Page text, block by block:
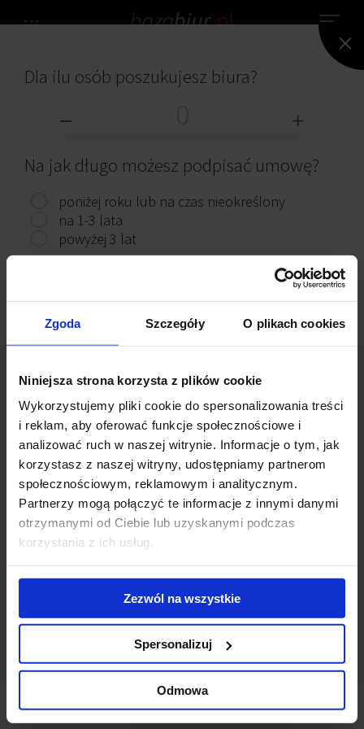
Zgoda Szczegóły O plikach cookies
Niniejsza strona korzysta z plików cookie
Wykorzystujemy pliki cookie do spersonalizowania treści
i reklam, aby oferować funkcje społecznościowe i
analizować ruch w naszej witrynie. Informacje o tym, jak
korzystasz z naszej witryny, udostępniamy partnerom
społecznościowym, reklamowym i analitycznym.
Partnerzy mogą połączyć te informacje z innymi danymi
otrzymanymi od Ciebie lub uzyskanymi podczas
korzystania z ich usług.
Zezwól na wszystkie
Spersonalizuj
Odmowa
NIE ZNALEZIONO ŻADNEGO BIURA.
Przeczytaj ciekawe artykuły
Modernizacja
kompleksu Diuna
- nowe centrum
konferencyjne
otwarte
WTW wybiera V
Tower.
Doświadczony
ekspert z obszaru
usług
ubezpieczeniowych
stawia na
zrównoważoną
przestrzeń w
Skontaktuj się z nami
Jones Lang LaSalle Sp. z o.o.
Dla ilu osób poszukujesz biura?
Na jak długo możesz podpisać umowę?
poniżej roku lub na czas nieokreślony
na 1-3 lata
powyżej 3 lat